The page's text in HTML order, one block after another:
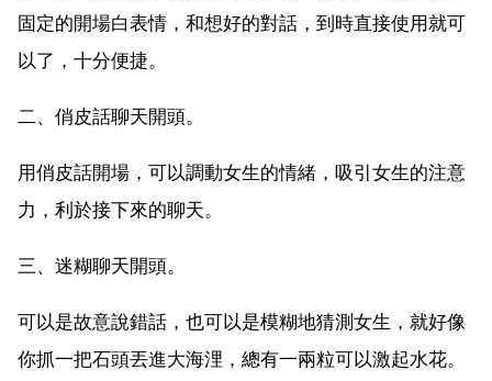
固定的開場白表情，和想好的對話，到時直接使用就可
以了，十分便捷。
二、俏皮話聊天開頭。
用俏皮話開場，可以調動女生的情緒，吸引女生的注意
力，利於接下來的聊天。
三、迷糊聊天開頭。
可以是故意說錯話，也可以是模糊地猜測女生，就好像
你抓一把石頭丟進大海浬，總有一兩粒可以激起水花。